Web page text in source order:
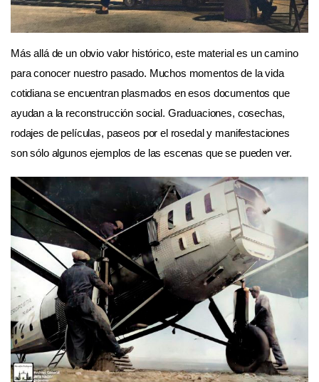
Más allá de un obvio valor histórico, este material es un camino
para conocer nuestro pasado. Muchos momentos de la vida
cotidiana se encuentran plasmados en esos documentos que
ayudan a la reconstrucción social. Graduaciones, cosechas,
rodajes de películas, paseos por el rosedal y manifestaciones
son sólo algunos ejemplos de las escenas que se pueden ver.